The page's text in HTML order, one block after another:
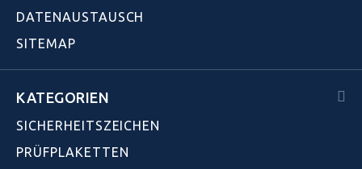
DATENAUSTAUSCH
SITEMAP
KATEGORIEN
SICHERHEITSZEICHEN
PRÜFPLAKETTEN